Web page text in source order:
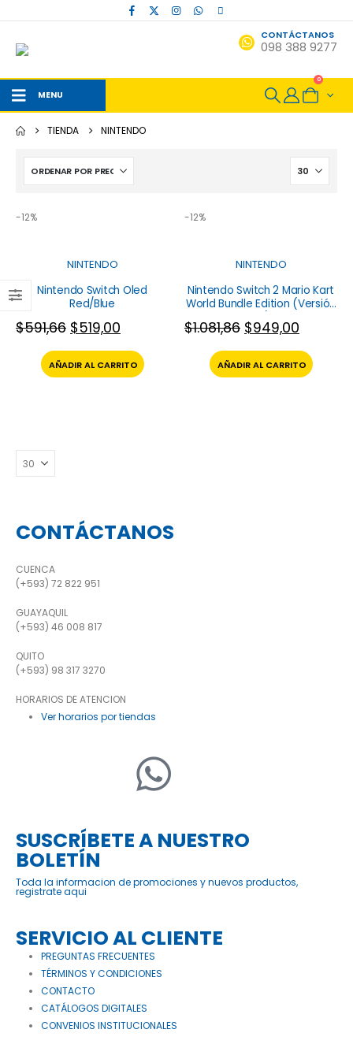
CONTÁCTANOS
098 388 9277
MENU
0
TIENDA NINTENDO
-12%
NINTENDO
Nintendo Switch Oled
Red/Blue
$591,66 $519,00
AÑADIR AL CARRITO
-12%
NINTENDO
Nintendo Switch 2 Mario Kart
World Bundle Edition (Versión
$1.081,86 $949,00
AÑADIR AL CARRITO
CONTÁCTANOS
CUENCA
(+593) 72 822 951
GUAYAQUIL
(+593) 46 008 817
QUITO
(+593) 98 317 3270
HORARIOS DE ATENCION
Ver horarios por tiendas
SUSCRÍBETE A NUESTRO
BOLETÍN
Toda la informacion de promociones y nuevos productos,
registrate aqui
SERVICIO AL CLIENTE
PREGUNTAS FRECUENTES
TÉRMINOS Y CONDICIONES
CONTACTO
CATÁLOGOS DIGITALES
CONVENIOS INSTITUCIONALES